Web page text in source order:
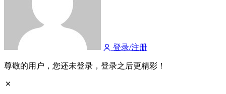
登录/注册
尊敬的用户，您还未登录，登录之后更精彩！